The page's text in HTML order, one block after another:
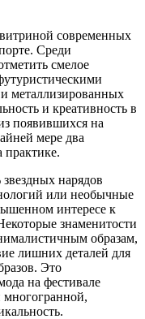
современных
Среди
смелое
металлизированных
и креативность в
появившихся на
мере два
практике.
нарядов
или необычные
интересе к
знаменитости
образам,
лишних деталей для
Это
на фестивале
многогранной,